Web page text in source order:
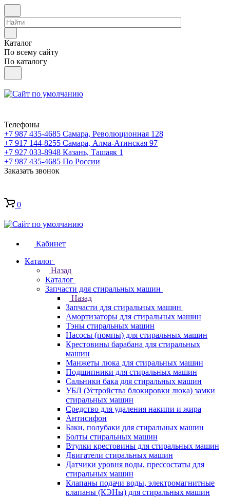
Каталог
По всему сайту
По каталогу
Телефоны
+7 987 435-4685 Самара, Революционная 128
+7 917 144-8255 Самара, Алма-Атинская 97
+7 927 033-8948 Казань, Ташаяк 1
+7 987 435-4685 По России
Заказать звонок
0
Кабинет
Каталог
Назад
Каталог
Запчасти для стиральных машин
Назад
Запчасти для стиральных машин
Амортизаторы для стиральных машин
Тэны стиральных машин
Насосы (помпы) для стиральных машин
Крестовины барабана для стиральных
машин
Манжеты люка для стиральных машин
Подшипники для стиральных машин
Сальники бака для стиральных машин
УБЛ (Устройства блокировки люка) замки
стиральных машин
Средство для удаления накипи и жира
Антисифон
Баки, полубаки для стиральных машин
Болты стиральных машин
Втулки крестовины для стиральных машин
Двигатели стиральных машин
Датчики уровня воды, прессостаты для
стиральных машин
Клапаны подачи воды, электромагнитные
клапаны (КЭНы) для стиральных машин